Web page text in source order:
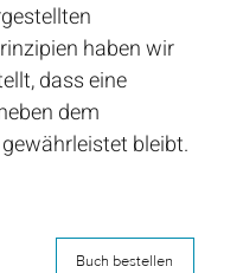
haben wir
dass eine
dem
bleibt.
Buch bestellen